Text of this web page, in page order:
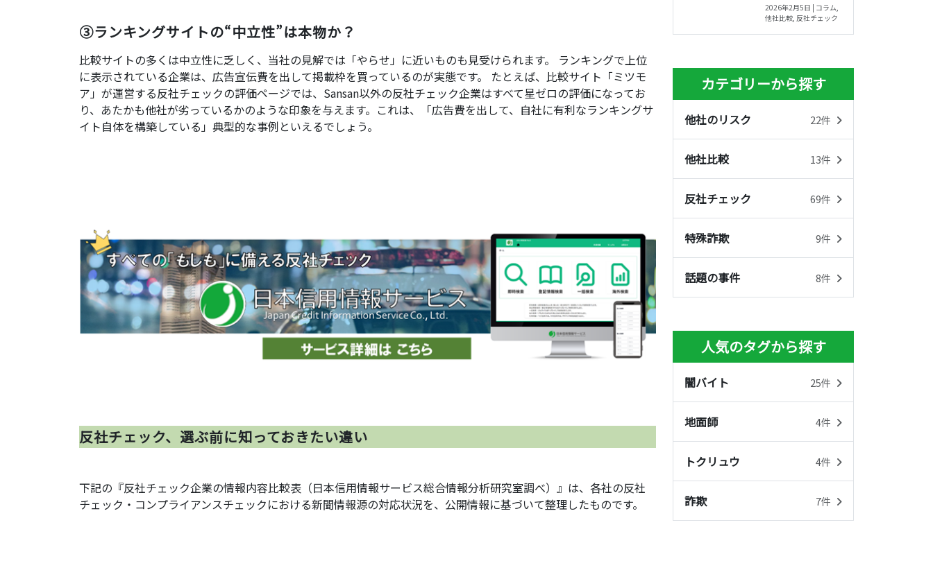
③ランキングサイトの“中立性”は本物か？
比較サイトの多くは中立性に乏しく、当社の見解では「やらせ」に近いものも見受けられます。 ランキングで上位
に表示されている企業は、広告宣伝費を出して掲載枠を買っているのが実態です。 たとえば、比較サイト「ミツモ
ア」が運営する反社チェックの評価ページでは、Sansan以外の反社チェック企業はすべて星ゼロの評価になってお
り、あたかも他社が劣っているかのような印象を与えます。これは、「広告費を出して、自社に有利なランキングサ
イト自体を構築している」典型的な事例といえるでしょう。
反社チェック、選ぶ前に知っておきたい違い
下記の『反社チェック企業の情報内容比較表（日本信用情報サービス総合情報分析研究室調べ）』は、各社の反社
チェック・コンプライアンスチェックにおける新聞情報源の対応状況を、公開情報に基づいて整理したものです。
2026年2月5日 | コラム,
他社比較, 反社チェック
カテゴリーから探す
他社のリスク 22件
他社比較 13件
反社チェック 69件
特殊詐欺 9件
話題の事件 8件
人気のタグから探す
闇バイト 25件
地面師 4件
トクリュウ 4件
詐欺 7件